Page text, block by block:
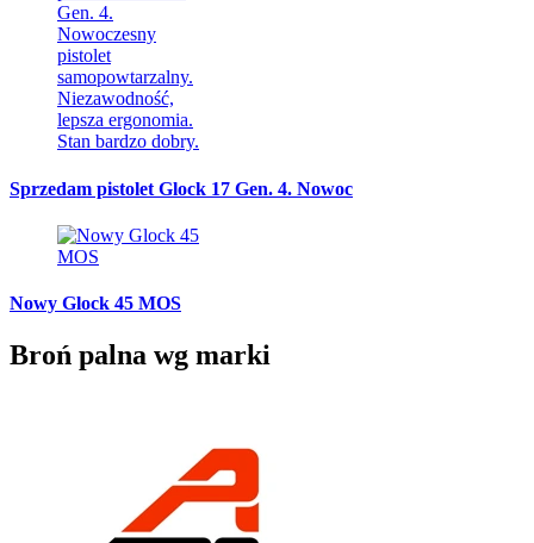
Sprzedam pistolet Glock 17 Gen. 4. Nowoc
Nowy Glock 45 MOS
Broń palna wg marki